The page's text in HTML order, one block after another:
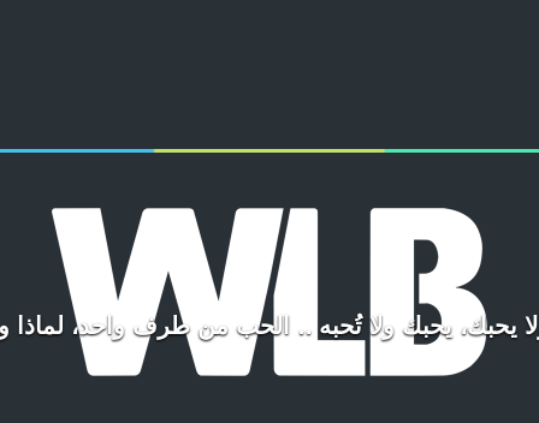
يحبك، يحبك ولا تُحبه .. الحب من طرف واحد، لماذا